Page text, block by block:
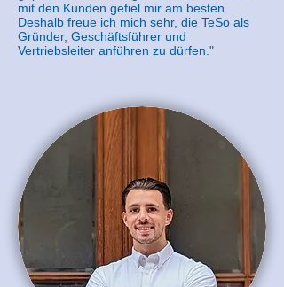
mit den Kunden gefiel mir am besten.
Deshalb freue ich mich sehr, die TeSo als
Gründer, Geschäftsführer und
Vertriebsleiter anführen zu dürfen."